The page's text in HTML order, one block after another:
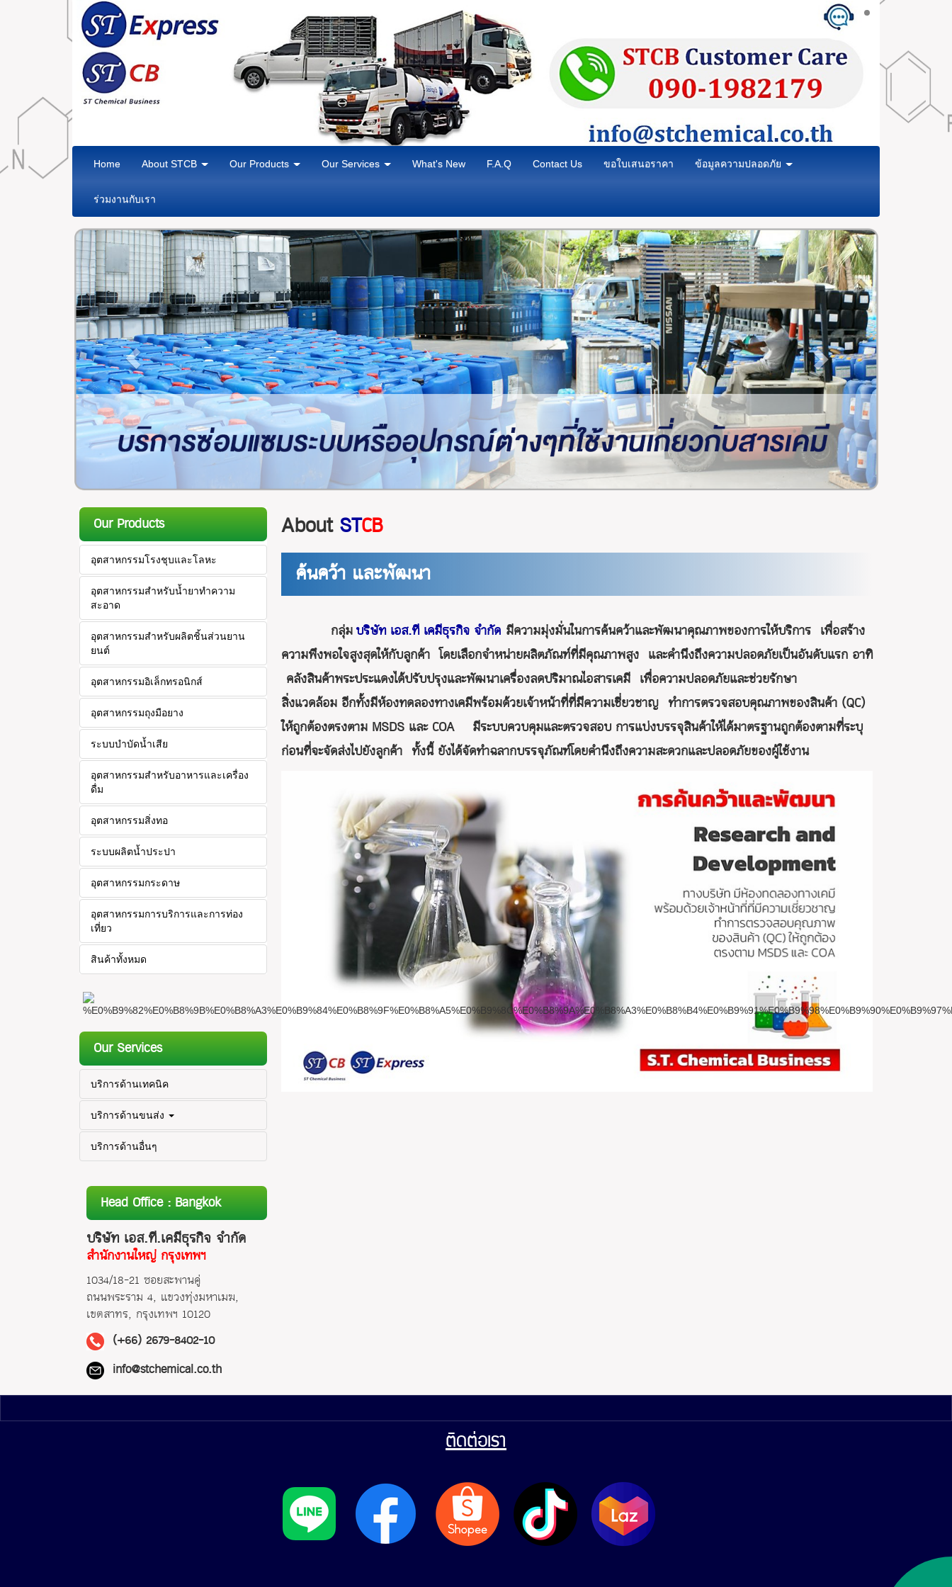
Home About STCB Our Products Our Services What's New F.A.Q Contact Us ขอใบเสนอราคา ข้อมูลความปลอดภัย
ร่วมงานกับเรา
Our Products
อุตสาหกรรมโรงชุบและโลหะ
อุตสาหกรรมสำหรับน้ำยาทำความ
สะอาด
อุตสาหกรรมสำหรับผลิตชิ้นส่วนยาน
ยนต์
อุตสาหกรรมอิเล็กทรอนิกส์
อุตสาหกรรมถุงมือยาง
ระบบบำบัดน้ำเสีย
อุตสาหกรรมสำหรับอาหารและเครื่อง
ดื่ม
อุตสาหกรรมสิ่งทอ
ระบบผลิตน้ำประปา
อุตสาหกรรมกระดาษ
อุตสาหกรรมการบริการและการท่อง
เที่ยว
สินค้าทั้งหมด
Our Services
บริการด้านเทคนิค
บริการด้านขนส่ง
บริการด้านอื่นๆ
Head Office : Bangkok
บริษัท เอส.ที.เคมีธุรกิจ จำกัด
สำนักงานใหญ่ กรุงเทพฯ
1034/18-21 ซอยสะพานคู่
ถนนพระราม 4, แขวงทุ่งมหาเมฆ,
เขตสาทร, กรุงเทพฯ 10120
(+66) 2679-8402-10
info@stchemical.co.th
About STCB
ค้นคว้า และพัฒนา
กลุ่มบริษัท เอส.ที เคมีธุรกิจ จำกัด มีความมุ่งมั่นในการค้นคว้าและพัฒนาคุณภาพของการให้บริการ เพื่อสร้าง
ความพึงพอใจสูงสุดให้กับลูกค้า โดยเลือกจำหน่ายผลิตภัณฑ์ที่มีคุณภาพสูง และคำนึงถึงความปลอดภัยเป็นอันดับแรก อาทิ
คลังสินค้าพระประแดงได้ปรับปรุงและพัฒนาเครื่องลดปริมาณไอสารเคมี เพื่อความปลอดภัยและช่วยรักษา
สิ่งแวดล้อม อีกทั้งมีห้องทดลองทางเคมีพร้อมด้วยเจ้าหน้าที่ที่มีีความเชี่ยวชาญ ทำการตรวจสอบคุณภาพของสินค้า (QC)
ให้ถูกต้องตรงตาม MSDS และ COA มีระบบควบคุมและตรวจสอบ การแบ่งบรรจุสินค้าให้ได้มาตรฐานถูกต้องตามที่ระบุ
ก่อนที่จะจัดส่งไปยังลูกค้า ทั้งนี้ ยังได้จัดทำฉลากบรรจุภัณฑ์โดยคำนึงถึงความสะดวกและปลอดภัยของผู้ใช้งาน
ติดต่อเรา